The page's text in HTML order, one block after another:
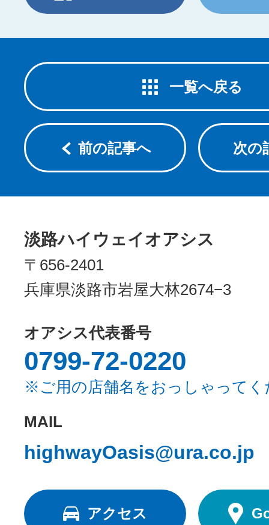
一覧へ戻る
前の記事へ 次の
淡路ハイウェイオアシス
〒656-2401
兵庫県淡路市岩屋大林2674−3
オアシス代表番号
0799-72-0220
※ご用の店舗名をおっしゃってく
MAIL
highwayOasis@ura.co.jp
アクセス